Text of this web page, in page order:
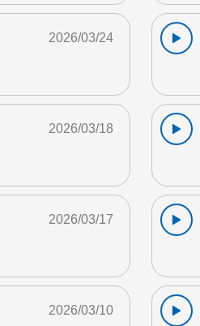
2026/03/24
2026/03/18
2026/03/17
2026/03/10